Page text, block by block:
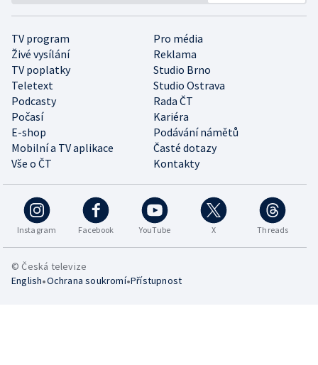
TV program
Pro média
Živé vysílání
Reklama
TV poplatky
Studio Brno
Teletext
Studio Ostrava
Podcasty
Rada ČT
Počasí
Kariéra
E-shop
Podávání námětů
Mobilní a TV aplikace
Časté dotazy
Vše o ČT
Kontakty
Instagram Facebook YouTube X Threads
© Česká televize
English•Ochrana soukromí•Přístupnost